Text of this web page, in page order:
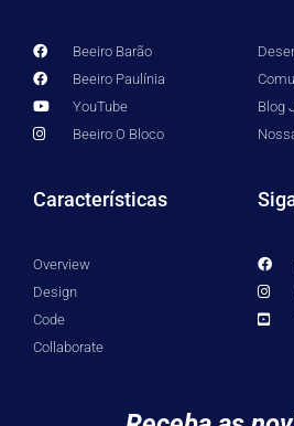
Beeiro Barão
Beeiro Paulínia
YouTube
Beeiro O Bloco
Blog
Características
Overview
Design
Code
Collaborate